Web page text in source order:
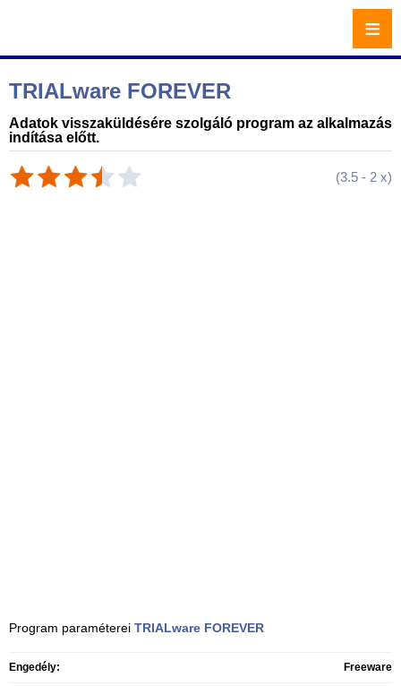
TRIALware FOREVER
Adatok visszaküldésére szolgáló program az alkalmazás
indítása előtt.
(3.5 - 2 x)
Program paraméterei TRIALware FOREVER
Engedély: Freeware
≡